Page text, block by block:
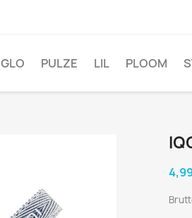
GLO PULZE LIL PLOOM